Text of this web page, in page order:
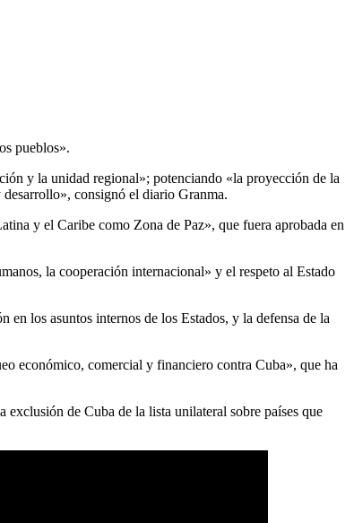
pueblos».
y la unidad regional»; potenciando «la proyección de la
desarrollo», consignó el diario Granma.
y el Caribe como Zona de Paz», que fuera aprobada en
la cooperación internacional» y el respeto al Estado
los asuntos internos de los Estados, y la defensa de la
económico, comercial y financiero contra Cuba», que ha
de Cuba de la lista unilateral sobre países que